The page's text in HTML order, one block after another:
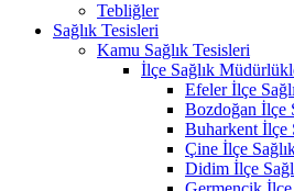
Tebliğler
Sağlık Tesisleri
Kamu Sağlık Tesisleri
İlçe Sağlık
Efeler İlçe
Bozdoğan İlçe
Buharkent İlçe
Çine İlçe
Didim İlçe